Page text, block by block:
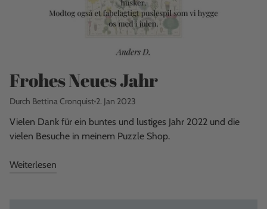
Frohes Neues Jahr
Durch Bettina Cronquist 2. Jan 2023
Vielen Dank für ein buntes und lustiges Jahr 2022 und die
vielen Besuche in meinem Puzzle Shop.
Weiterlesen